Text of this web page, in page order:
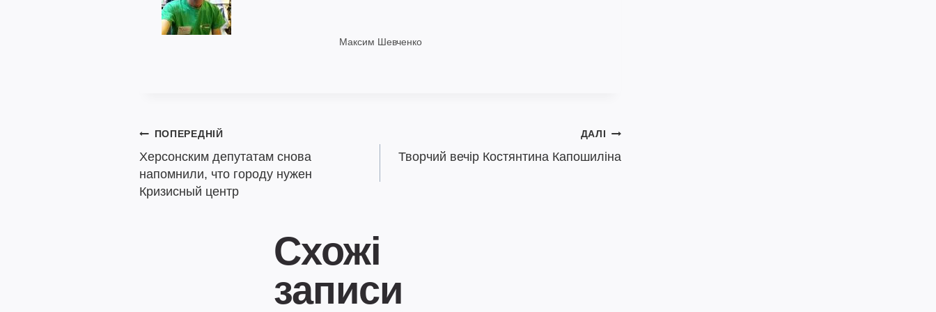
Максим Шевченко
Навігація
записів
ПОПЕРЕДНІЙ
Херсонским депутатам снова
напомнили, что городу нужен
Кризисный центр
ДАЛІ
Творчий вечір Костянтина Капошиліна
Схожі
записи